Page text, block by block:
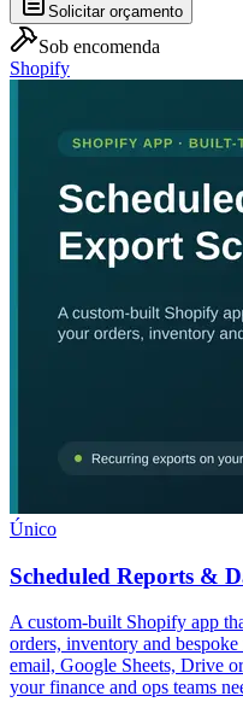
Solicitar orçamento
Sob encomenda
Shopify
Único
Scheduled Reports &
A custom-built Shopify app
orders, inventory and
email, Google Sheets, Drive
your finance and ops teams